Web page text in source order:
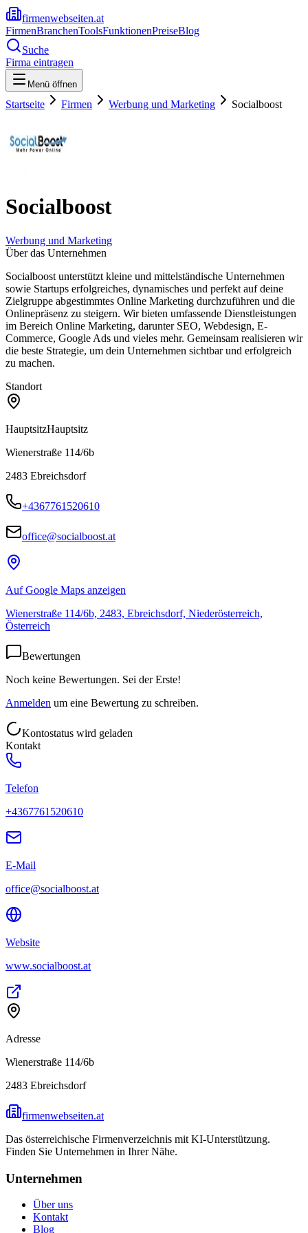
firmenwebseiten.at
FirmenBranchenToolsFunktionenPreiseBlog
Suche
Firma eintragen
Menü öffnen
Startseite Firmen Werbung und Marketing Socialboost
Socialboost
Werbung und Marketing
Über das Unternehmen
Socialboost unterstützt kleine und mittelständische Unternehmen
sowie Startups erfolgreiches, dynamisches und perfekt auf deine
Zielgruppe abgestimmtes Online Marketing durchzuführen und die
Onlinepräsenz zu steigern. Wir bieten umfassende Dienstleistungen
im Bereich Online Marketing, darunter SEO, Webdesign, E-
Commerce, Google Ads und vieles mehr. Gemeinsam realisieren wir
die beste Strategie, um dein Unternehmen sichtbar und erfolgreich
zu machen.
Standort
HauptsitzHauptsitz
Wienerstraße 114/6b
2483 Ebreichsdorf
+4367761520610
office@socialboost.at
Auf Google Maps anzeigen
Wienerstraße 114/6b, 2483, Ebreichsdorf, Niederösterreich,
Österreich
Bewertungen
Noch keine Bewertungen. Sei der Erste!
Anmelden um eine Bewertung zu schreiben.
Kontostatus wird geladen
Kontakt
Telefon
+4367761520610
E-Mail
office@socialboost.at
Website
www.socialboost.at
Adresse
Wienerstraße 114/6b
2483 Ebreichsdorf
firmenwebseiten.at
Das österreichische Firmenverzeichnis mit KI-Unterstützung.
Finden Sie Unternehmen in Ihrer Nähe.
Unternehmen
Über uns
Kontakt
Blog